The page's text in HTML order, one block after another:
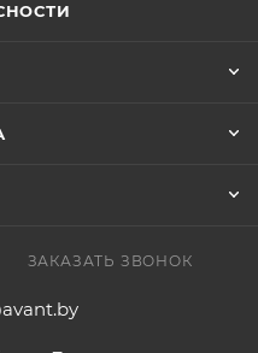
ЗАКАЗАТЬ ЗВОНОК